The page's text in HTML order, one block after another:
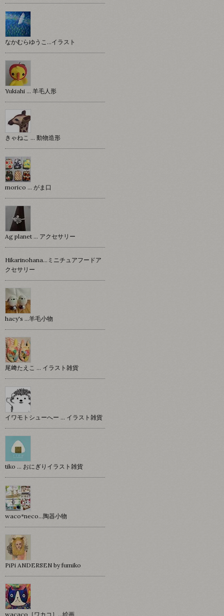
なかむらゆうこ…イラスト
Yukiahi … 羊毛人形
きゃねこ … 動物造形
morico … がま口
Ag planet … アクセサリー
Hikarinohana…ミニチュアフードア
クセサリー
hacy's …羊毛小物
尾﨑たえこ … イラスト雑貨
イワモトシューへー … イラスト雑貨
tiko … おにぎりイラスト雑貨
waco*neco...陶器小物
PiPi ANDERSEN by fumiko
wacaco［ワカコ］…絵画